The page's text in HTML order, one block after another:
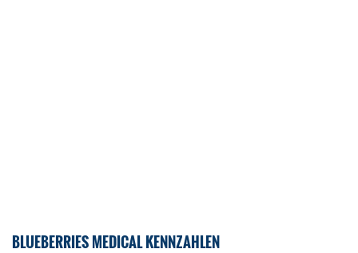
BLUEBERRIES MEDICAL KENNZAHLEN